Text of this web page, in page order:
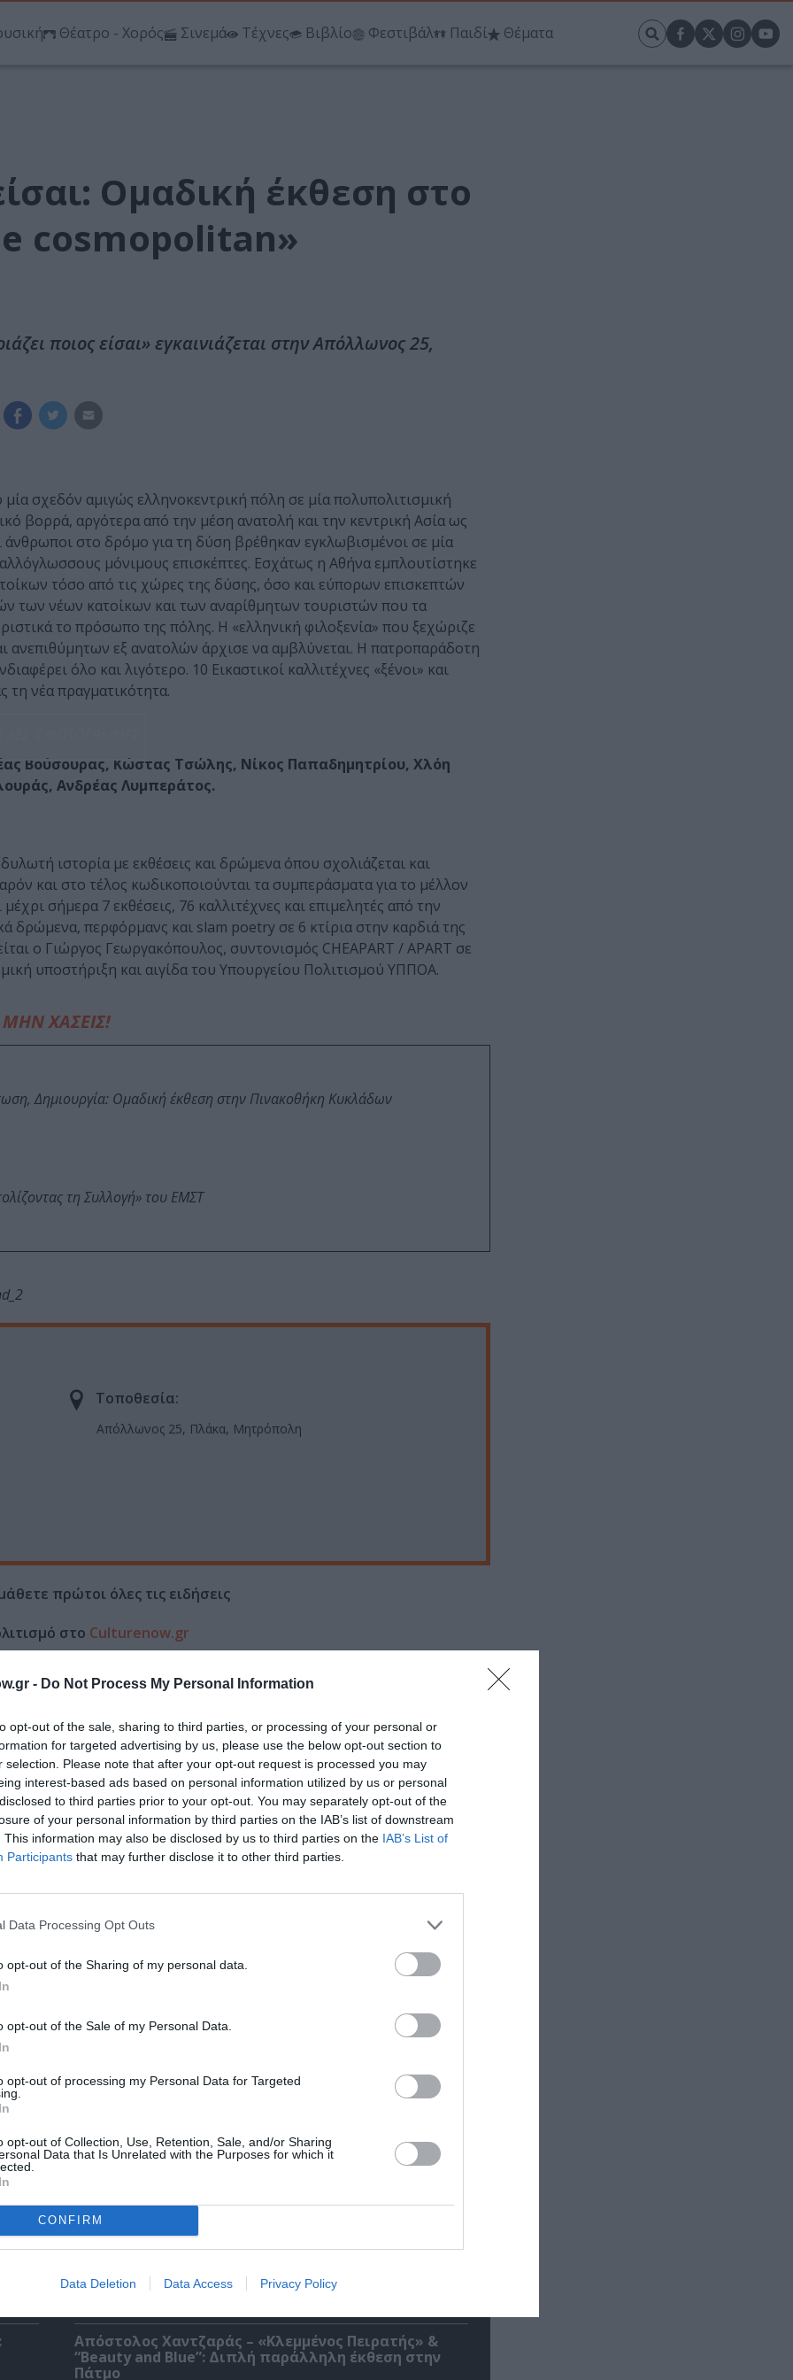
- Do Not Process My Personal Information
opt-out of the sale, sharing to third parties, or processing of your personal or
for targeted advertising by us, please use the below opt-out section to
selection. Please note that after your opt-out request is processed you may
interest-based ads based on personal information utilized by us or personal
to third parties prior to your opt-out. You may separately opt-out of the
of your personal information by third parties on the IAB’s list of downstream
This information may also be disclosed by us to third parties on the IAB’s List of
Participants that may further disclose it to other third parties.
Data Processing Opt Outs
opt-out of the Sharing of my personal data.
opt-out of the Sale of my Personal Data.
opt-out of processing my Personal Data for Targeted
opt-out of Collection, Use, Retention, Sale, and/or Sharing
Data that Is Unrelated with the Purposes for which it
CONFIRM
Data Deletion Data Access Privacy Policy
Θέατρο - Χορός Σινεμά Τέχνες Βιβλίο Φεστιβάλ Παιδί Θέματα
Ομαδική έκθεση στο
cosmopolitan»
ποιος είσαι» εγκαινιάζεται στην Απόλλωνος 25,
σχεδόν αμιγώς ελληνοκεντρική πόλη σε μία πολυπολιτισμική
βορρά, αργότερα από την μέση ανατολή και την κεντρική Ασία ως
άνθρωποι στο δρόμο για τη δύση βρέθηκαν εγκλωβισμένοι σε μία
μόνιμους επισκέπτες. Εσχάτως η Αθήνα εμπλουτίστηκε
τόσο από τις χώρες της δύσης, όσο και εύπορων επισκεπτών
των νέων κατοίκων και των αναρίθμητων τουριστών που τα
το πρόσωπο της πόλης. Η «ελληνική φιλοξενία» που ξεχώριζε
ανεπιθύμητων εξ ανατολών άρχισε να αμβλύνεται. Η πατροπαράδοτη
όλο και λιγότερο. 10 Εικαστικοί καλλιτέχνες «ξένοι» και
τη νέα πραγματικότητα.
Βούσουρας, Κώστας Τσώλης, Νίκος Παπαδημητρίου, Χλόη
Ανδρέας Λυμπεράτος.
ιστορία με εκθέσεις και δρώμενα όπου σχολιάζεται και
και στο τέλος κωδικοποιούνται τα συμπεράσματα για το μέλλον
σήμερα 7 εκθέσεις, 76 καλλιτέχνες και επιμελητές από την
δρώμενα, περφόρμανς και slam poetry σε 6 κτίρια στην καρδιά της
ο Γιώργος Γεωργακόπουλος, συντονισμός CHEAPART / APART σε
υποστήριξη και αιγίδα του Υπουργείου Πολιτισμού ΥΠΠΟΑ.
ΜΗΝ ΧΑΣΕΙΣ!
Δημιουργία: Ομαδική έκθεση στην Πινακοθήκη Κυκλάδων
τη Συλλογή» του ΕΜΣΤ
Τοποθεσία:
Απόλλωνος 25, Πλάκα, Μητρόπολη
πρώτοι όλες τις ειδήσεις
στο Culturenow.gr
ΕΚΘΕΣΕΙΣ ΚΩΣΤΑΣ ΤΣΩΛΗΣ ΝΙΚΟΣ ΠΑΠΑΔΗΜΗΤΡΙΟΥ
Άρθρα
Απόστολος Χαντζαράς – «Κλεμμένος Πειρατής» &
“Beauty and Blue”: Διπλή παράλληλη έκθεση στην
Πάτμο